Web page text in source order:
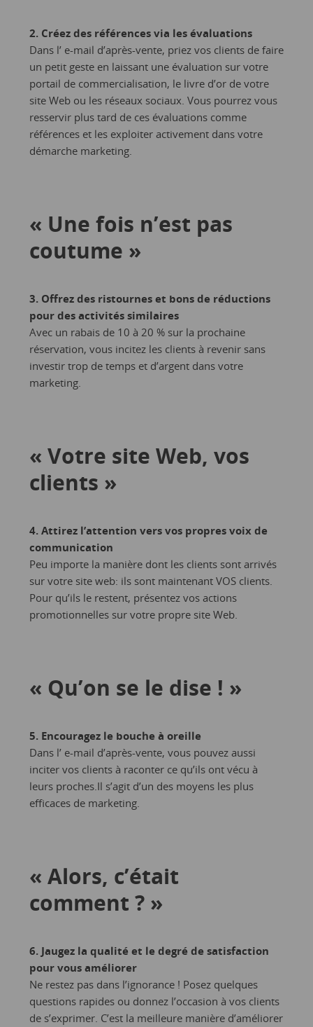
2. Créez des références via les évaluations
Dans l’ e-mail d’après-vente, priez vos clients de faire
un petit geste en laissant une évaluation sur votre
portail de commercialisation, le livre d’or de votre
site Web ou les réseaux sociaux. Vous pourrez vous
resservir plus tard de ces évaluations comme
références et les exploiter activement dans votre
démarche marketing.
« Une fois n’est pas
coutume »
3. Offrez des ristournes et bons de réductions
pour des activités similaires
Avec un rabais de 10 à 20 % sur la prochaine
réservation, vous incitez les clients à revenir sans
investir trop de temps et d’argent dans votre
marketing.
« Votre site Web, vos
clients »
4. Attirez l’attention vers vos propres voix de
communication
Peu importe la manière dont les clients sont arrivés
sur votre site web: ils sont maintenant VOS clients.
Pour qu’ils le restent, présentez vos actions
promotionnelles sur votre propre site Web.
« Qu’on se le dise ! »
5. Encouragez le bouche à oreille
Dans l’ e-mail d’après-vente, vous pouvez aussi
inciter vos clients à raconter ce qu’ils ont vécu à
leurs proches.Il s’agit d’un des moyens les plus
efficaces de marketing.
« Alors, c’était
comment ? »
6. Jaugez la qualité et le degré de satisfaction
pour vous améliorer
Ne restez pas dans l’ignorance ! Posez quelques
questions rapides ou donnez l’occasion à vos clients
de s’exprimer. C’est la meilleure manière d’améliorer